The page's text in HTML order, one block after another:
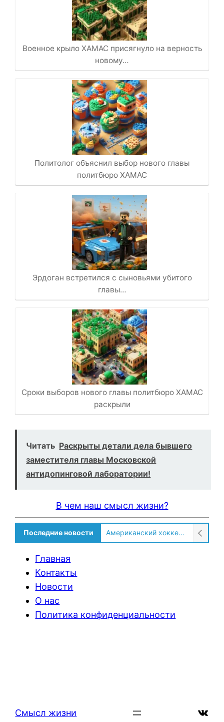
Военное крыло ХАМАС присягнуло на верность
новому…
Политолог объяснил выбор нового главы
политбюро ХАМАС
Эрдоган встретился с сыновьями убитого
главы…
Сроки выборов нового главы политбюро ХАМАС
раскрыли
Читать Раскрыты детали дела бывшего
заместителя главы Московской
антидопинговой лаборатории!
В чем наш смысл жизни?
Последние новости
Главная
Контакты
Новости
О нас
Политика конфиденциальности
Смысл жизни